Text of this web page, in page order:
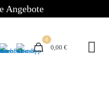
Angebote
0
0,00 €